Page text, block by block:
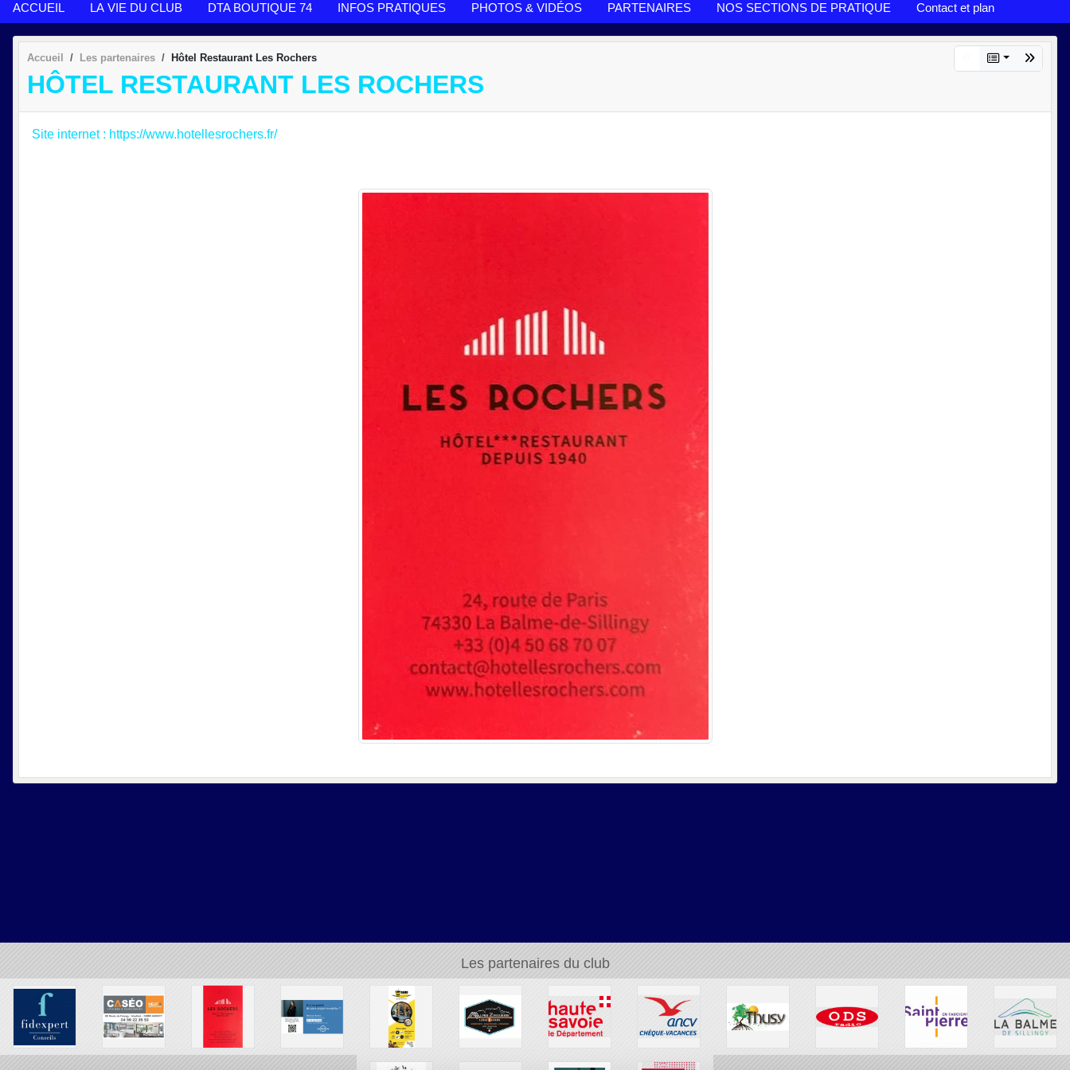
ACCUEIL LA VIE DU CLUB DTA BOUTIQUE 74 INFOS PRATIQUES PHOTOS & VIDÉOS PARTENAIRES NOS SECTIONS DE PRATIQUE Contact et plan
Accueil Les partenaires Hôtel Restaurant Les Rochers
HÔTEL RESTAURANT LES ROCHERS
Site internet : https://www.hotellesrochers.fr/
Les partenaires du club